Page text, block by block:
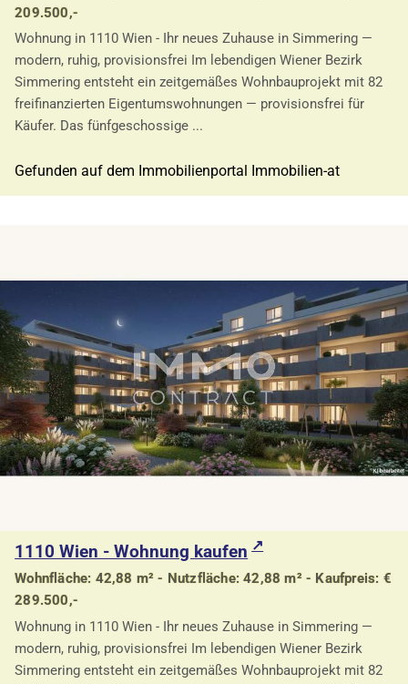
209.500,-
Wohnung in 1110 Wien - Ihr neues Zuhause in Simmering —
modern, ruhig, provisionsfrei Im lebendigen Wiener Bezirk
Simmering entsteht ein zeitgemäßes Wohnbauprojekt mit 82
freifinanzierten Eigentumswohnungen — provisionsfrei für
Käufer. Das fünfgeschossige ...
Gefunden auf dem Immobilienportal Immobilien-at
1110 Wien - Wohnung kaufen
Wohnfläche: 42,88 m² - Nutzfläche: 42,88 m² - Kaufpreis: €
289.500,-
Wohnung in 1110 Wien - Ihr neues Zuhause in Simmering —
modern, ruhig, provisionsfrei Im lebendigen Wiener Bezirk
Simmering entsteht ein zeitgemäßes Wohnbauprojekt mit 82